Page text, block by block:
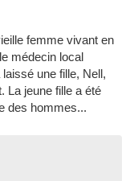
femme vivant en
médecin local
une fille, Nell,
La jeune fille a été
des hommes...